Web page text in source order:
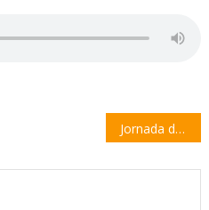
Jornada de plantación de árboles en Villa Rugby Club